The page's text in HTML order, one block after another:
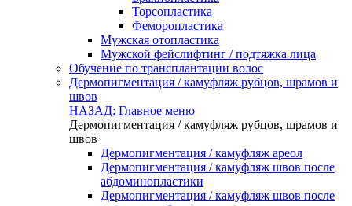
Торсопластика
Феморопластика
Мужская отопластика
Мужской фейслифтинг / подтяжка лица
Обучение по трансплантации волос
Дермопигментация / камуфляж рубцов, шрамов и
швов
НАЗАД: Главное меню
Дермопигментация / камуфляж рубцов, шрамов и
швов
Дермопигментация / камуфляж ареол
Дермопигментация / камуфляж швов после
абдоминопластики
Дермопигментация / камуфляж швов после